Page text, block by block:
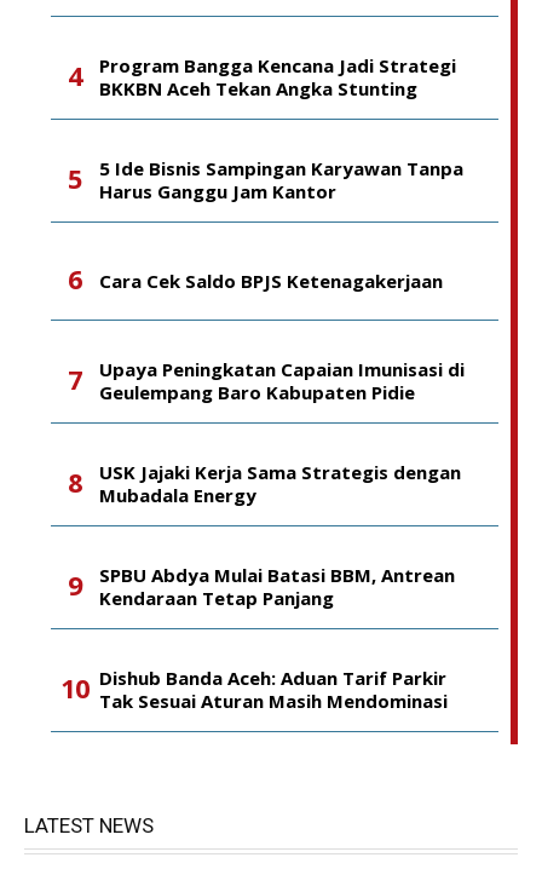
Program Bangga Kencana Jadi Strategi
BKKBN Aceh Tekan Angka Stunting
5 Ide Bisnis Sampingan Karyawan Tanpa
Harus Ganggu Jam Kantor
Cara Cek Saldo BPJS Ketenagakerjaan
Upaya Peningkatan Capaian Imunisasi di
Geulempang Baro Kabupaten Pidie
USK Jajaki Kerja Sama Strategis dengan
Mubadala Energy
SPBU Abdya Mulai Batasi BBM, Antrean
Kendaraan Tetap Panjang
Dishub Banda Aceh: Aduan Tarif Parkir
Tak Sesuai Aturan Masih Mendominasi
LATEST NEWS